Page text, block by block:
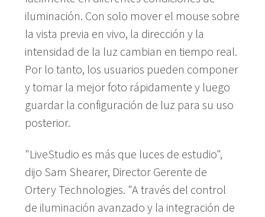
iluminación. Con solo mover el mouse sobre
la vista previa en vivo, la dirección y la
intensidad de la luz cambian en tiempo real.
Por lo tanto, los usuarios pueden componer
y tomar la mejor foto rápidamente y luego
guardar la configuración de luz para su uso
posterior.
"LiveStudio es más que luces de estudio",
dijo Sam Shearer, Director Gerente de
Ortery Technologies. "A través del control
de iluminación avanzado y la integración de